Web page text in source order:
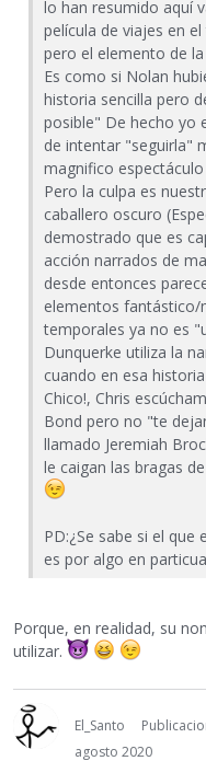
lo han resumido aquí
película de viajes en
pero el elemento de
Es como si Nolan
historia sencilla pero
posible" De hecho yo
de intentar "seguirla"
magnifico
Pero la culpa es
caballero oscuro
demostrado que es
acción narrados de
desde entonces
elementos
temporales ya no es
Dunquerke utiliza la
cuando en esa
Chico!, Chris
Bond pero no "te
llamado Jeremiah
le caigan las bragas
PD:¿Se sabe si el
es por algo en
Porque, en realidad, su
utilizar.
El_Santo
agosto 2020